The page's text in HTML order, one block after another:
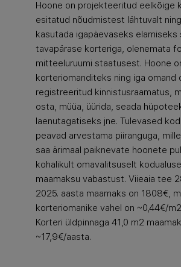
Hoone on projekteeritud eelkõige
esitatud nõudmistest lähtuvalt
kasutada igapäevaseks elamiseks
tavapärase korteriga, olenemata
mitteeluruumi staatusest. Hoone
korteriomanditeks ning iga omand
registreeritud kinnistusraamatus,
osta, müüa, üürida, seada
laenutagatiseks jne. Tulevased
peavad arvestama piiranguga,
saa ärimaal paiknevate hoonete
kohalikult omavalitsuselt
maamaksu vabastust. Viieaia tee
2025. aasta maamaks on 1808€,
korteriomanike vahel on ~0,44€/
Korteri üldpinnaga 41,0 m2
~17,9€/aasta.